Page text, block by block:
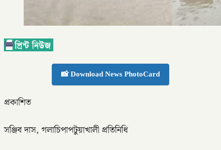
📸 Download News PhotoCard
প্রকাশিত
সঞ্জিব দাস, গলাচিপাপটুয়াখালী প্রতিনিধি